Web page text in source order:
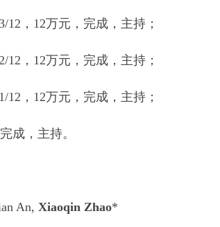
，12万元，完成，主持；
，12万元，完成，主持；
，12万元，完成，主持；
成，主持。
An, Xiaoqin Zhao*